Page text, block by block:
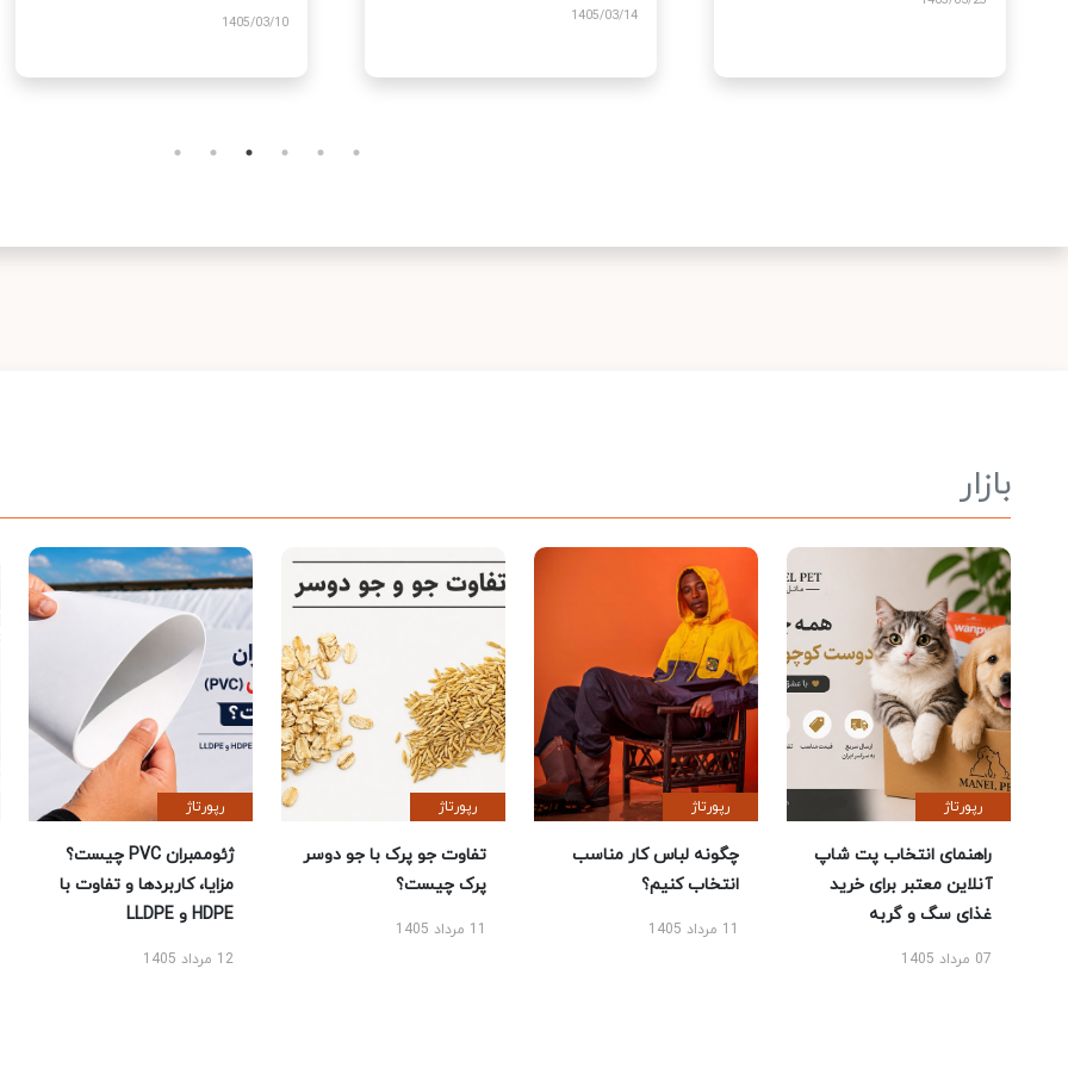
بازار
رپورتاژ
راهنمای انتخاب پت شاپ
آنلاین معتبر برای خرید
غذای سگ و گربه
07 مرداد 1405
رپورتاژ
چگونه لباس کار مناسب
انتخاب کنیم؟
11 مرداد 1405
رپورتاژ
تفاوت جو پرک با جو دوسر
پرک چیست؟
11 مرداد 1405
رپورتاژ
ژئوممبران PVC چیست؟
مزایا، کاربردها و تفاوت با
HDPE و LLDPE
12 مرداد 1405